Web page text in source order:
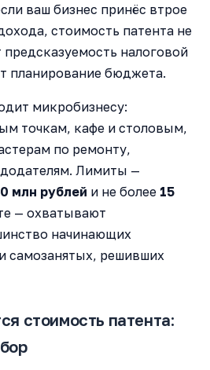
ваш бизнес принёс втрое
стоимость патента не
предсказуемость налоговой
планирование бюджета.
микробизнесу:
точкам, кафе и столовым,
по ремонту,
Лимиты —
млн рублей и не более 15
— охватывают
начинающих
самозанятых, решивших
стоимость патента: